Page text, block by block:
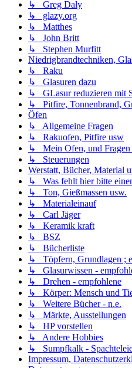
↳ Greg Daly
↳ glazy.org
↳ Matthes
↳ John Britt
↳ Stephen Murfitt
Niedrigbrandtechniken,
↳ Raku
↳ Glasuren dazu
↳ GLasur reduzieren mit
↳ Pitfire, Tonnenbrand,
Öfen
↳ Allgemeine Fragen
↳ Rakuofen, Pitfire usw
↳ Mein Ofen, und Fragen
↳ Steuerungen
Werstatt, Bücher, Material
↳ Was fehlt hier bitte
↳ Ton, Gießmassen usw.
↳ Materialeinauf
↳ Carl Jäger
↳ Keramik kraft
↳ BSZ
↳ Bücherliste
↳ Töpfern, Grundlagen ;
↳ Glasurwissen -
↳ Drehen - empfohlene
↳ Körper: Mensch und
↳ Weitere Bücher - n.e.
↳ Märkte, Ausstellungen
↳ HP vorstellen
↳ Andere Hobbies
↳ Sumpfkalk -
Impressum,